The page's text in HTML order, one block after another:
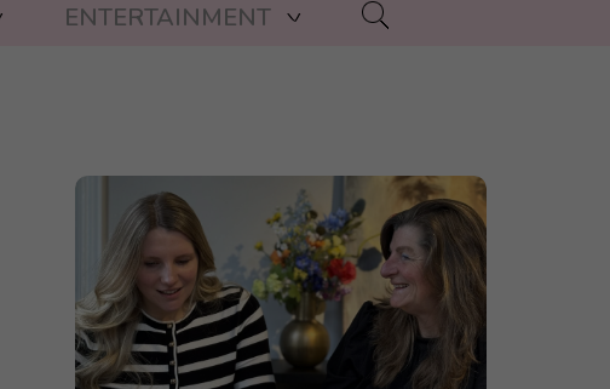
ENTERTAINMENT